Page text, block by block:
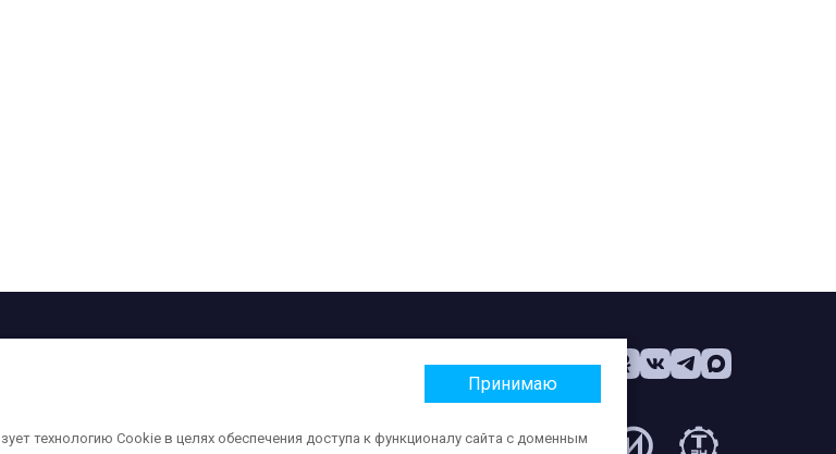
в соответствии с российским и международным
, фото- и видеоматериалов, размещенных на сайте,
Принимаю
технологию Cookie в целях обеспечения доступа к функционалу сайта с доменным